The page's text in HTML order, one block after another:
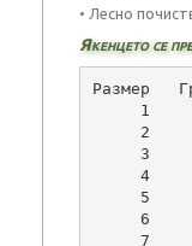
• Лесно
Якенцето се
Размер
1
2
3
4
5
6
7